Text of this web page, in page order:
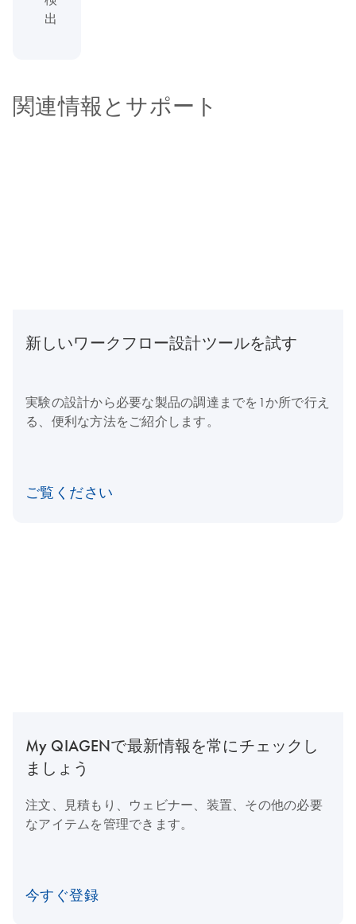
出
関連情報とサポート
新しいワークフロー設計ツールを試す
実験の設計から必要な製品の調達までを1か所で行え
る、便利な方法をご紹介します。
ご覧ください
My QIAGENで最新情報を常にチェックし
ましょう
注文、見積もり、ウェビナー、装置、その他の必要
なアイテムを管理できます。
今すぐ登録